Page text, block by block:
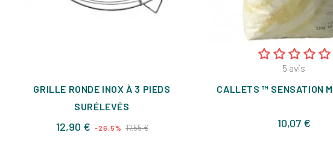
GRILLE RONDE INOX À 3 PIEDS
SURÉLEVÉS
12,90 € Prix
-26,5% 17,55 €Prix
5 avis
CALLETS ™ SENSATION
10,07 €Prix